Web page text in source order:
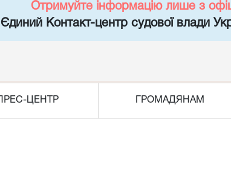
Отримуйте інформацію лише з
Єдиний Контакт-центр судової влади
ПРЕС-ЦЕНТР ГРОМАДЯНАМ